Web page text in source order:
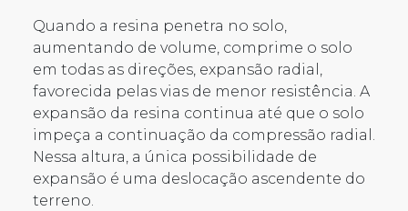
Quando a resina penetra no solo,
aumentando de volume, comprime o solo
em todas as direções, expansão radial,
favorecida pelas vias de menor resistência. A
expansão da resina continua até que o solo
impeça a continuação da compressão radial.
Nessa altura, a única possibilidade de
expansão é uma deslocação ascendente do
terreno.